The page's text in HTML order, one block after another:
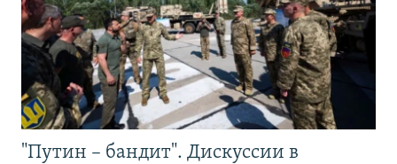
"Путин – бандит". Дискуссии в